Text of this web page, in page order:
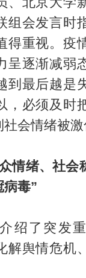
组会发言时
得重视。疫
呈逐渐减弱
到最后越是
，必须及时
会情绪被激
情绪、社会
病毒”
绍了突发
解舆情危机